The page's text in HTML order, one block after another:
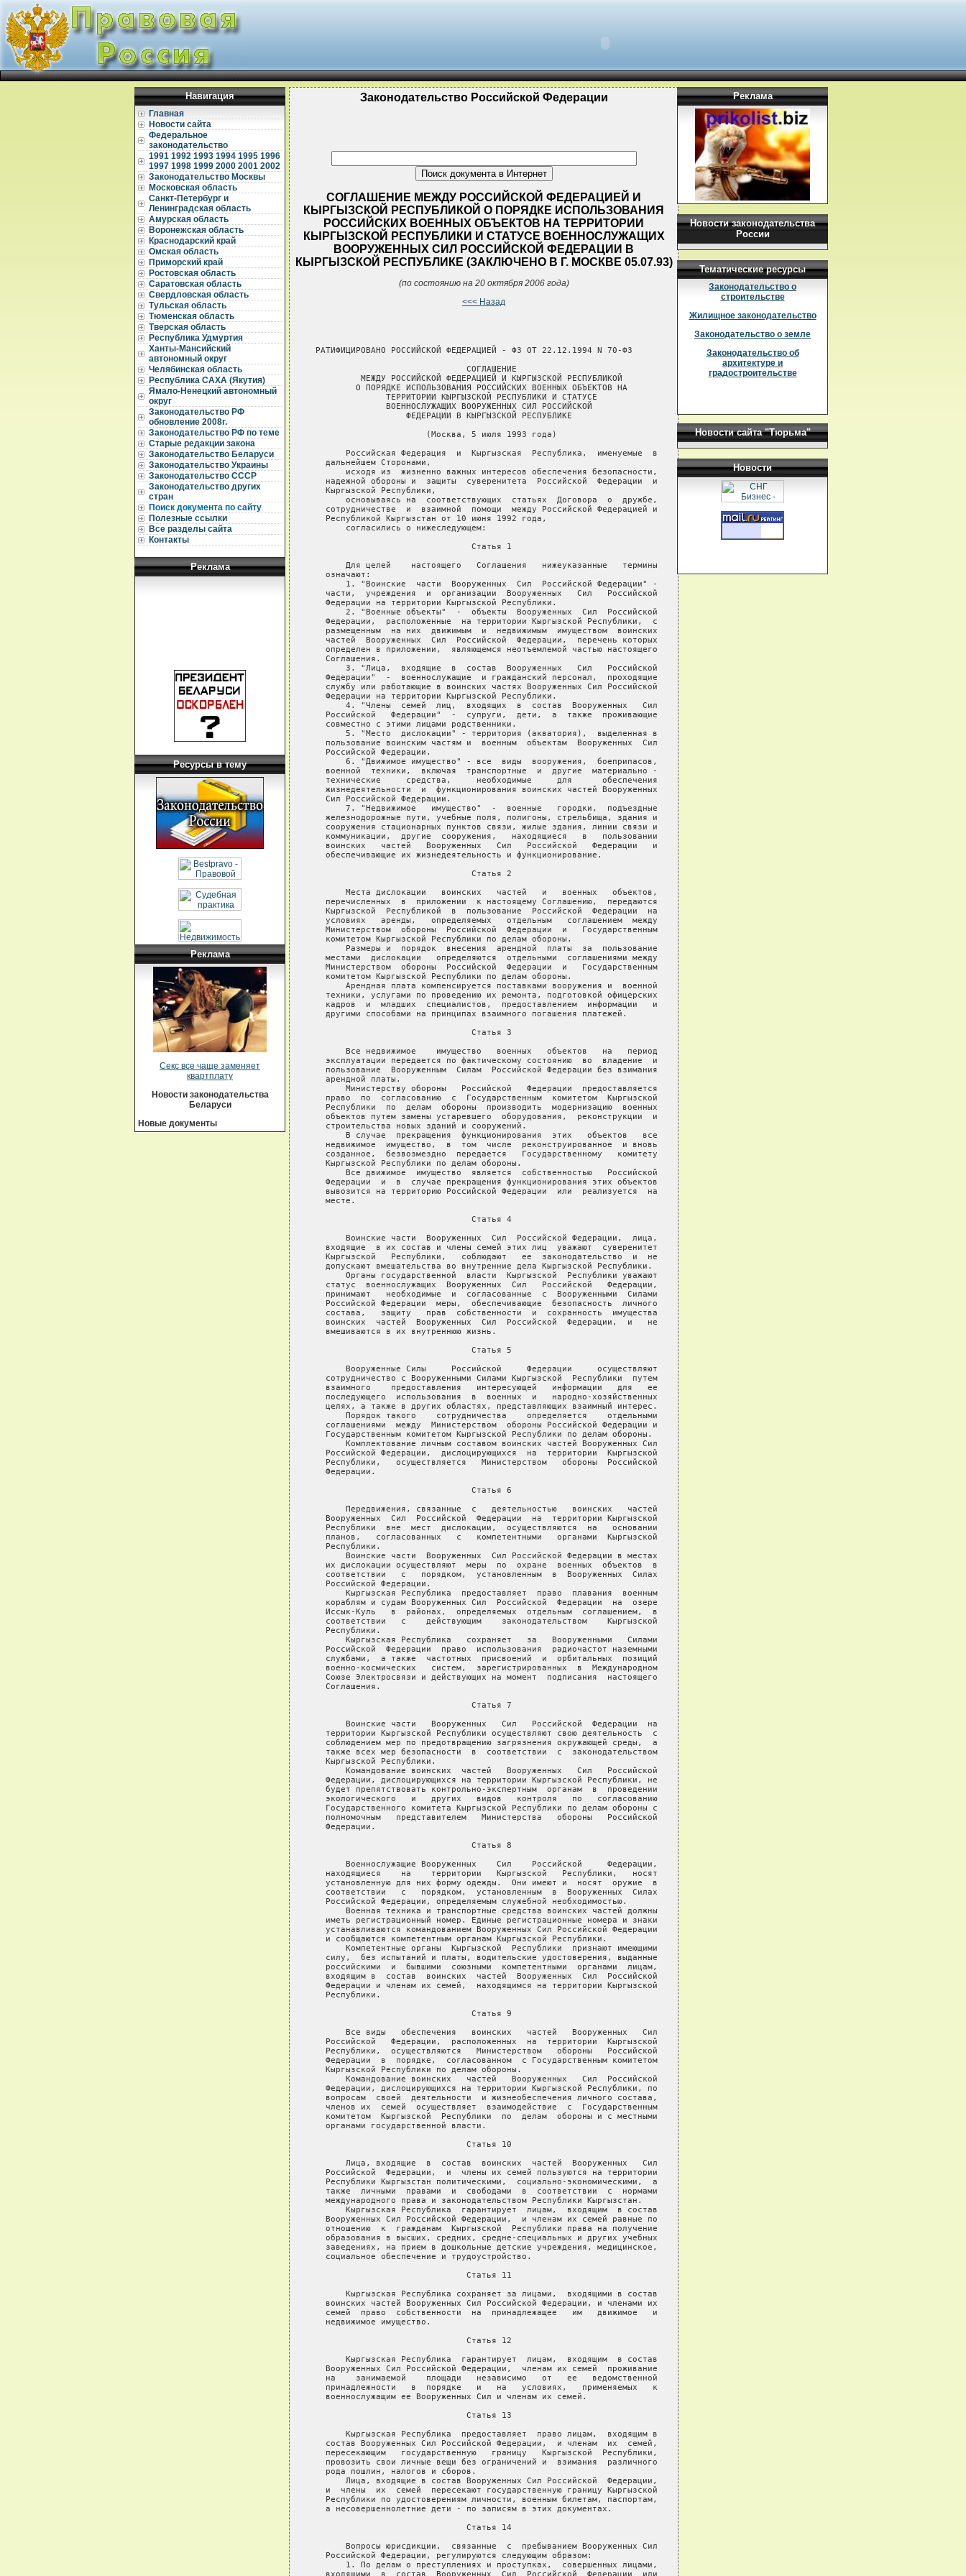
Навигация
Главная
Новости сайта
Федеральное
законодательство
1991 1992 1993 1994 1995 1996
1997 1998 1999 2000 2001 2002
Законодательство Москвы
Московская область
Санкт-Петербург и
Ленинградская область
Амурская область
Воронежская область
Краснодарский край
Омская область
Приморский край
Ростовская область
Саратовская область
Свердловская область
Тульская область
Тюменская область
Тверская область
Республика Удмуртия
Ханты-Мансийский
автономный округ
Челябинская область
Республика САХА (Якутия)
Ямало-Ненецкий автономный
округ
Законодательство РФ
обновление 2008г.
Законодательство РФ по теме
Старые редакции закона
Законодательство Беларуси
Законодательство Украины
Законодательство СССР
Законодательство других
стран
Поиск документа по сайту
Полезные ссылки
Все разделы сайта
Контакты
Реклама
Ресурсы в тему
Реклама
Секс все чаще заменяет
квартплату
Новости законодательства
Беларуси
Новые документы
Законодательство Российской Федерации
СОГЛАШЕНИЕ МЕЖДУ РОССИЙСКОЙ ФЕДЕРАЦИЕЙ И
КЫРГЫЗСКОЙ РЕСПУБЛИКОЙ О ПОРЯДКЕ ИСПОЛЬЗОВАНИЯ
РОССИЙСКИХ ВОЕННЫХ ОБЪЕКТОВ НА ТЕРРИТОРИИ
КЫРГЫЗСКОЙ РЕСПУБЛИКИ И СТАТУСЕ ВОЕННОСЛУЖАЩИХ
ВООРУЖЕННЫХ СИЛ РОССИЙСКОЙ ФЕДЕРАЦИИ В
КЫРГЫЗСКОЙ РЕСПУБЛИКЕ (ЗАКЛЮЧЕНО В Г. МОСКВЕ 05.07.93)
(по состоянию на 20 октября 2006 года)
<<< Назад
Реклама
Новости законодательства
России
Тематические ресурсы
Законодательство о
строительстве
Жилищное законодательство
Законодательство о земле
Законодательство об
архитектуре и
градостроительстве
Новости сайта "Тюрьма"
Новости